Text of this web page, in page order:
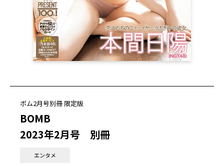
ボム2月号別冊 限定版
BOMB
2023年2月号 別冊
エンタメ